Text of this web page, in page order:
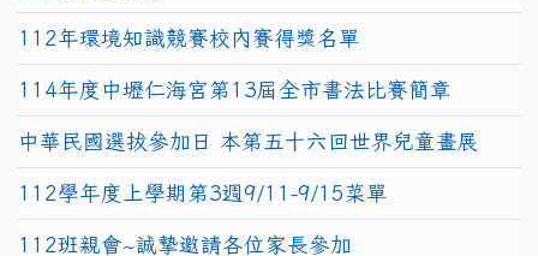
112年環境知識競賽校內賽得獎名單
114年度中壢仁海宮第13屆全市書法比賽簡章
中華民國選拔參加日 本第五十六回世界兒童畫展
112學年度上學期第3週9/11-9/15菜單
112班親會~誠摯邀請各位家長參加